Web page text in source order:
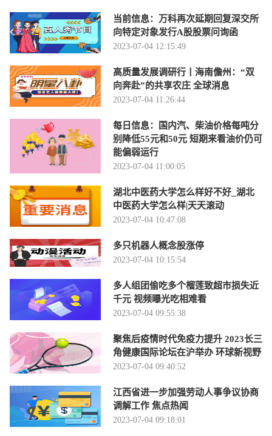
当前信息：万科再次延期回复深交所
向特定对象发行A股股票问询函
2023-07-04 12:15:49
高质量发展调研行丨海南儋州：“双
向奔赴”的共享农庄 全球消息
2023-07-04 11:26:44
每日信息：国内汽、柴油价格每吨分
别降低55元和50元 短期来看油价仍可
能偏弱运行
2023-07-04 11:00:05
湖北中医药大学怎么样好不好_湖北
中医药大学怎么样|天天滚动
2023-07-04 10:47:08
多只机器人概念股涨停
2023-07-04 10:15:54
多人组团偷吃多个榴莲致超市损失近
千元 视频曝光吃相难看
2023-07-04 09:55:38
聚焦后疫情时代免疫力提升 2023长三
角健康国际论坛在沪举办 环球新视野
2023-07-04 09:40:52
江西省进一步加强劳动人事争议协商
调解工作 焦点热闻
2023-07-04 09:18:01